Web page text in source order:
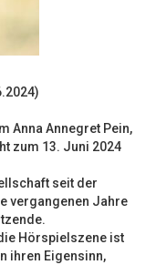
Anna Annegret Pein,
zum 13. Juni 2024
seit der
vergangenen Jahre
Hörspielszene ist
ihren Eigensinn,